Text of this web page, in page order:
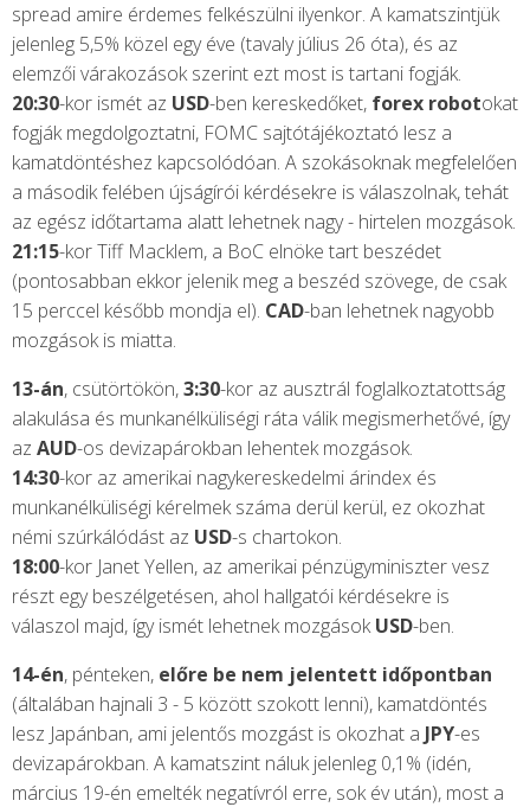
spread amire érdemes felkészülni ilyenkor. A kamatszintjük
jelenleg 5,5% közel egy éve (tavaly július 26 óta), és az
elemzői várakozások szerint ezt most is tartani fogják.
20:30-kor ismét az USD-ben kereskedőket, forex robotokat
fogják megdolgoztatni, FOMC sajtótájékoztató lesz a
kamatdöntéshez kapcsolódóan. A szokásoknak megfelelően
a második felében újságírói kérdésekre is válaszolnak, tehát
az egész időtartama alatt lehetnek nagy - hirtelen mozgások.
21:15-kor Tiff Macklem, a BoC elnöke tart beszédet
(pontosabban ekkor jelenik meg a beszéd szövege, de csak
15 perccel később mondja el). CAD-ban lehetnek nagyobb
mozgások is miatta.
13-án, csütörtökön,3:30-kor az ausztrál foglalkoztatottság
alakulása és munkanélküliségi ráta válik megismerhetővé, így
az AUD-os devizapárokban lehentek mozgások.
14:30-kor az amerikai nagykereskedelmi árindex és
munkanélküliségi kérelmek száma derül kerül, ez okozhat
némi szúrkálódást az USD-s chartokon.
18:00-kor Janet Yellen, az amerikai pénzügyminiszter vesz
részt egy beszélgetésen, ahol hallgatói kérdésekre is
válaszol majd, így ismét lehetnek mozgásokUSD-ben.
14-én, pénteken, előre be nem jelentett időpontban
(általában hajnali 3 - 5 között szokott lenni), kamatdöntés
lesz Japánban, ami jelentős mozgást is okozhat a JPY-es
devizapárokban. A kamatszint náluk jelenleg 0,1% (idén,
március 19-én emelték negatívról erre, sok év után), most a